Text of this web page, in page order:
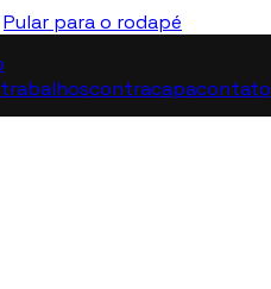
Pular para o rodapé
trabalhoscontracapacontato